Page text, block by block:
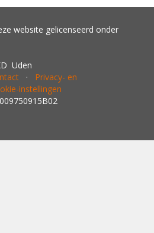
website gelicenseerd onder
Uden
· Privacy- en
instellingen